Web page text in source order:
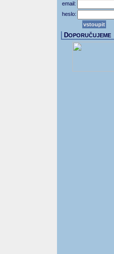
email:
heslo:
DOPORUČUJEME